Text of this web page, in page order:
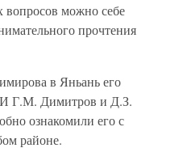
вопросов можно себе
прочтения
в Яньань его
Г.М. Димитров и Д.З.
ознакомили его с
районе.